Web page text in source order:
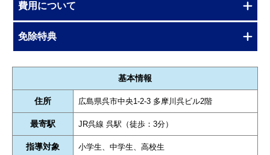
費用について
免除特典
基本情報
住所 広島県呉市中央1-2-3 多摩川呉ビル2階
最寄駅 JR呉線 呉駅（徒歩：3分）
指導対象 小学生、中学生、高校生